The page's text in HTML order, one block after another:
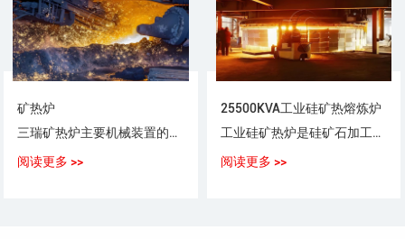
矿热炉
三瑞矿热炉主要机械装置的设计立足于中国国情，借鉴了Demark、Perlmutter等国际先进技术。
阅读更多 >>
25500KVA工业硅矿热熔炼炉
工业硅矿热炉是硅矿石加工的重要设备，在硅工业中发挥着关键作用。
阅读更多 >>